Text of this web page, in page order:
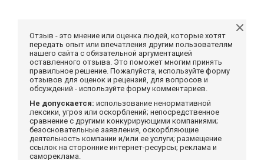
Отзыв - это мнение или оценка людей, которые хотят
передать опыт или впечатления другим пользователям
нашего сайта с обязательной аргументацией
оставленного отзыва. Это поможет многим принять
правильное решение. Пожалуйста, используйте форму
отзывов для оценок и рецензий, для вопросов и
обсуждений - используйте форму комментариев.
Не допускается: использование ненормативной
лексики, угроз или оскорблений; непосредственное
сравнение с другими конкурирующими компаниями;
безосновательные заявления, оскорбляющие
деятельность компании и/или ее услуги; размещение
ссылок на сторонние интернет-ресурсы; реклама и
самореклама.